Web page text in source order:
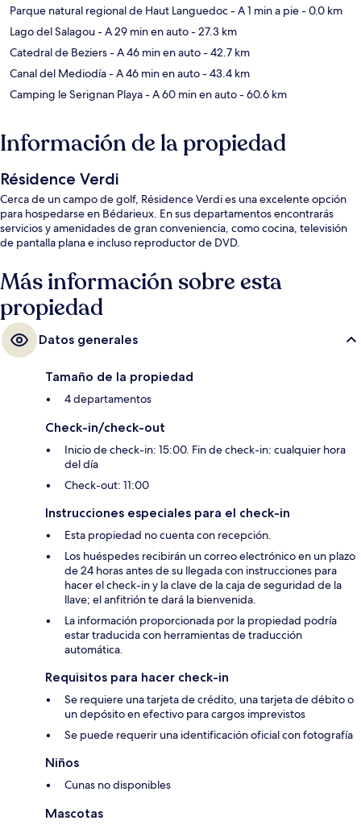
Parque natural regional de Haut Languedoc- A 1 min a pie- 0.0 km
Lago del Salagou- A 29 min en auto- 27.3 km
Catedral de Beziers- A 46 min en auto- 42.7 km
Canal del Mediodía- A 46 min en auto- 43.4 km
Camping le Serignan Playa- A 60 min en auto- 60.6 km
Información de la propiedad
Résidence Verdi
Cerca de un campo de golf, Résidence Verdi es una excelente opción
para hospedarse en Bédarieux. En sus departamentos encontrarás
servicios y amenidades de gran conveniencia, como cocina, televisión
de pantalla plana e incluso reproductor de DVD.
Más información sobre esta
propiedad
Datos generales
Tamaño de la propiedad
4 departamentos
Check-in/check-out
Inicio de check-in: 15:00. Fin de check-in: cualquier hora
del día
Check-out: 11:00
Instrucciones especiales para el check-in
Esta propiedad no cuenta con recepción.
Los huéspedes recibirán un correo electrónico en un plazo
de 24 horas antes de su llegada con instrucciones para
hacer el check-in y la clave de la caja de seguridad de la
llave; el anfitrión te dará la bienvenida.
La información proporcionada por la propiedad podría
estar traducida con herramientas de traducción
automática.
Requisitos para hacer check-in
Se requiere una tarjeta de crédito, una tarjeta de débito o
un depósito en efectivo para cargos imprevistos
Se puede requerir una identificación oficial con fotografía
Niños
Cunas no disponibles
Mascotas